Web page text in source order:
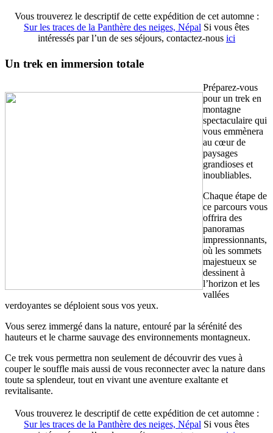
Vous trouverez le descriptif de cette expédition de cet automne :
Sur les traces de la Panthère des neiges, Népal Si vous êtes
intéressés par l’un de ses séjours, contactez-nous ici
Un trek en immersion totale
Préparez-vous
pour un trek en
montagne
spectaculaire qui
vous emmènera
au cœur de
paysages
grandioses et
inoubliables.
Chaque étape de
ce parcours vous
offrira des
panoramas
impressionnants,
où les sommets
majestueux se
dessinent à
l’horizon et les
vallées
verdoyantes se déploient sous vos yeux.
Vous serez immergé dans la nature, entouré par la sérénité des
hauteurs et le charme sauvage des environnements montagneux.
Ce trek vous permettra non seulement de découvrir des vues à
couper le souffle mais aussi de vous reconnecter avec la nature dans
toute sa splendeur, tout en vivant une aventure exaltante et
revitalisante.
Vous trouverez le descriptif de cette expédition de cet automne :
Sur les traces de la Panthère des neiges, Népal Si vous êtes